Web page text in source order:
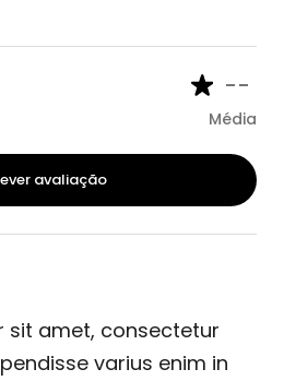
--
Média
avaliação
sit amet, consectetur
varius enim in